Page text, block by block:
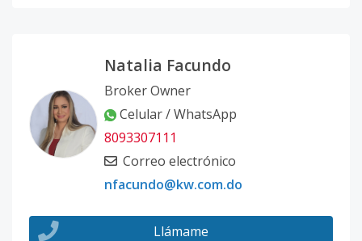
Natalia Facundo
Broker Owner
Celular / WhatsApp
8093307111
Correo electrónico
nfacundo@kw.com.do
Llámame